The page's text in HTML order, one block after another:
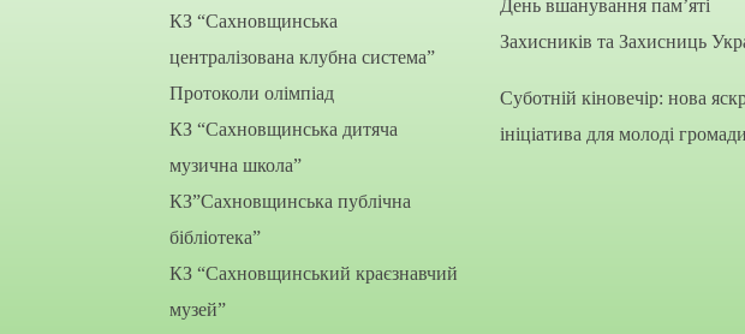
КЗ “Сахновщинська
централізована клубна система”
Протоколи олімпіад
КЗ “Сахновщинська дитяча
музична школа”
КЗ”Сахновщинська публічна
бібліотека”
КЗ “Сахновщинський краєзнавчий
музей”
День вшанування пам’яті
Захисників та Захисниць
Суботній кіновечір: нова
ініціатива для молоді громади